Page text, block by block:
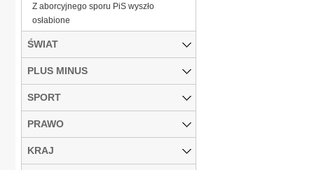
Z aborcyjnego sporu PiS wyszło
osłabione
ŚWIAT
PLUS MINUS
SPORT
PRAWO
KRAJ